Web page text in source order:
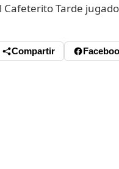
Tarde
Compartir